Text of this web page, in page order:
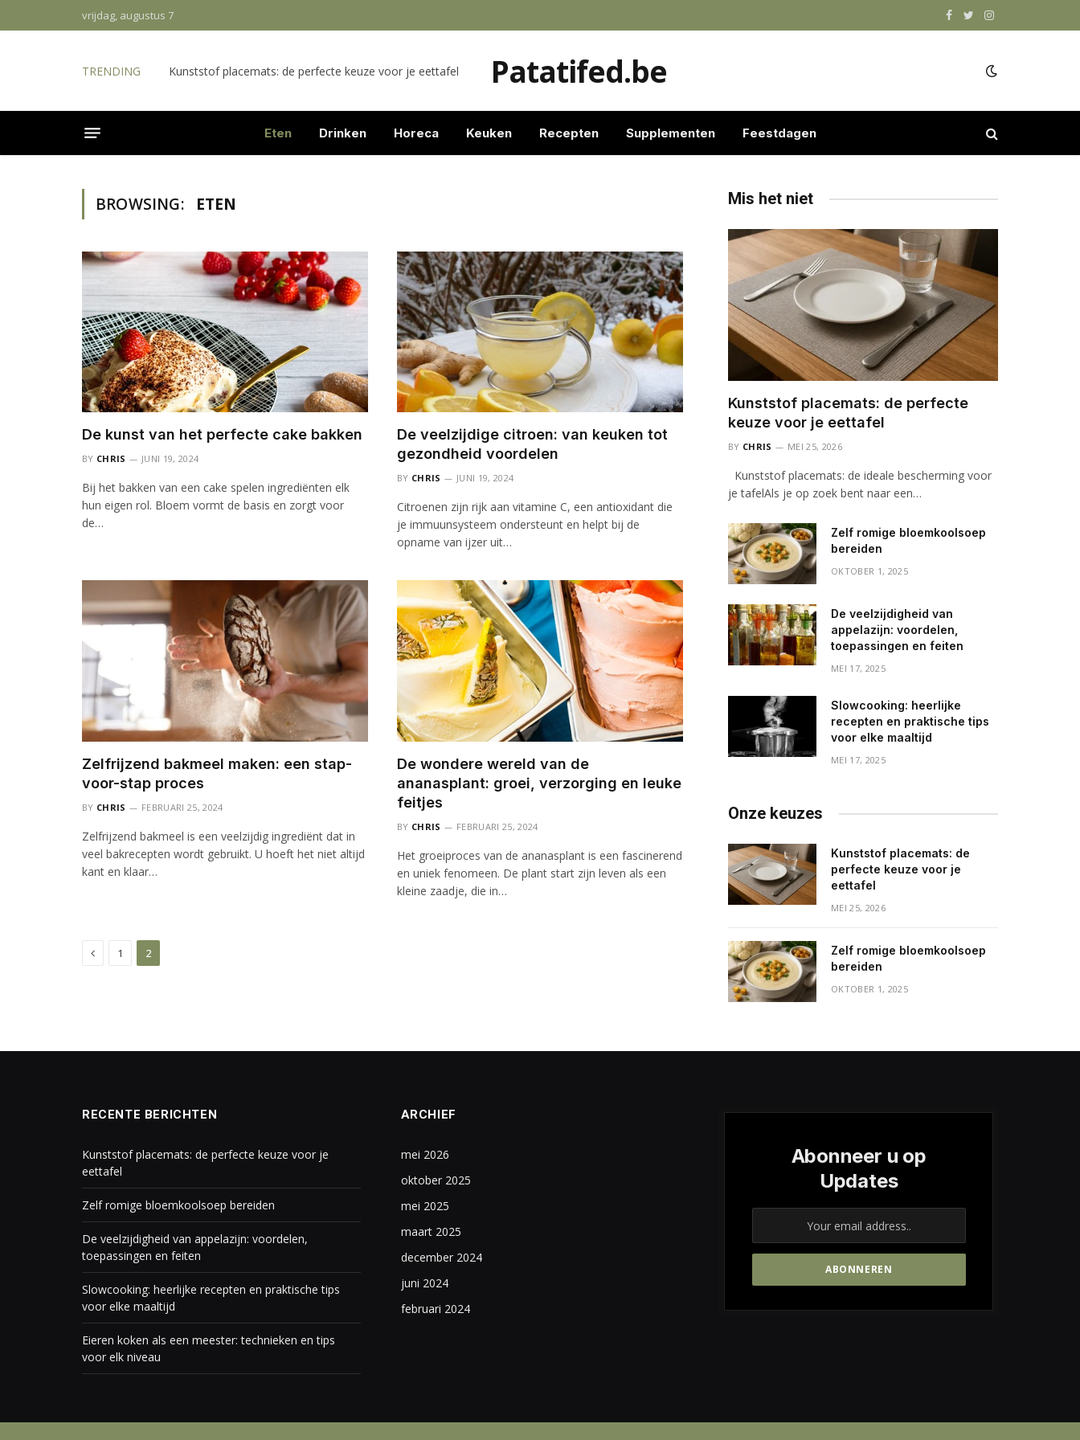
vrijdag, augustus 7 Facebook
TwitterInstagram
TRENDING Kunststof placemats: de perfecte keuze voor je eettafel Patatifed.be
Eten Drinken Horeca Keuken Recepten Supplementen Feestdagen
BROWSING: ETEN
De kunst van het perfecte cake bakken
BY CHRIS JUNI 19, 2024
Bij het bakken van een cake spelen ingrediënten elk
hun eigen rol. Bloem vormt de basis en zorgt voor
de…
De veelzijdige citroen: van keuken tot
gezondheid voordelen
BY CHRIS JUNI 19, 2024
Citroenen zijn rijk aan vitamine C, een antioxidant die
je immuunsysteem ondersteunt en helpt bij de
opname van ijzer uit…
Zelfrijzend bakmeel maken: een stap-
voor-stap proces
BY CHRIS FEBRUARI 25, 2024
Zelfrijzend bakmeel is een veelzijdig ingrediënt dat in
veel bakrecepten wordt gebruikt. U hoeft het niet altijd
kant en klaar…
De wondere wereld van de
ananasplant: groei, verzorging en leuke
feitjes
BY CHRIS FEBRUARI 25, 2024
Het groeiproces van de ananasplant is een fascinerend
en uniek fenomeen. De plant start zijn leven als een
kleine zaadje, die in…
Previous
1 2
Mis het niet
Kunststof placemats: de perfecte
keuze voor je eettafel
BY CHRIS MEI 25, 2026
Kunststof placemats: de ideale bescherming voor
je tafelAls je op zoek bent naar een…
Zelf romige bloemkoolsoep
bereiden
OKTOBER 1, 2025
De veelzijdigheid van
appelazijn: voordelen,
toepassingen en feiten
MEI 17, 2025
Slowcooking: heerlijke
recepten en praktische tips
voor elke maaltijd
MEI 17, 2025
Onze keuzes
Kunststof placemats: de
perfecte keuze voor je
eettafel
MEI 25, 2026
Zelf romige bloemkoolsoep
bereiden
OKTOBER 1, 2025
RECENTE BERICHTEN
Kunststof placemats: de perfecte keuze voor je
eettafel
Zelf romige bloemkoolsoep bereiden
De veelzijdigheid van appelazijn: voordelen,
toepassingen en feiten
Slowcooking: heerlijke recepten en praktische tips
voor elke maaltijd
Eieren koken als een meester: technieken en tips
voor elk niveau
ARCHIEF
mei 2026
oktober 2025
mei 2025
maart 2025
december 2024
juni 2024
februari 2024
Abonneer u op
Updates